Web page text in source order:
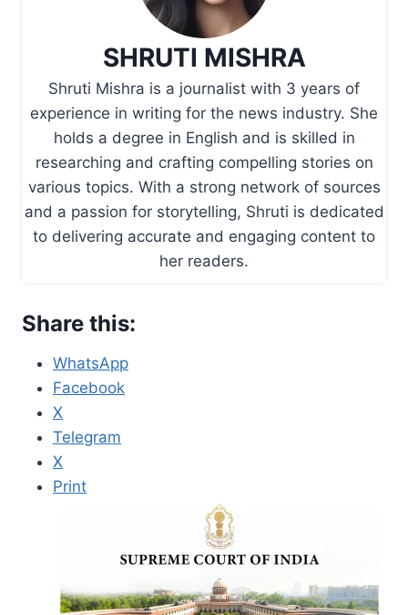
SHRUTI MISHRA
Shruti Mishra is a journalist with 3 years of
experience in writing for the news industry. She
holds a degree in English and is skilled in
researching and crafting compelling stories on
various topics. With a strong network of sources
and a passion for storytelling, Shruti is dedicated
to delivering accurate and engaging content to
her readers.
Share this:
WhatsApp
Facebook
X
Telegram
X
Print